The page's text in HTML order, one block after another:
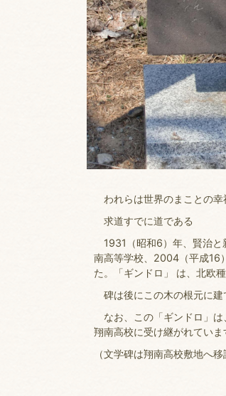
われらは世界のまことの幸
求道すでに道である
1931（昭和6）年、賢治と
南高等学校、2004（平成16
た。「ギンドロ」 は、北欧
碑は後にこの木の根元に建
なお、この「ギンドロ」
翔南高校に受け継がれていま
（文学碑は翔南高校敷地